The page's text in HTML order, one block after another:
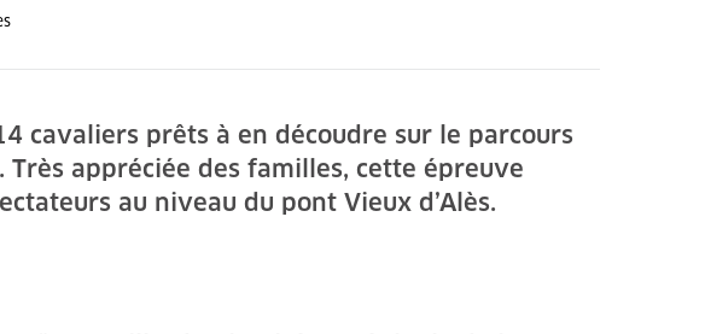
cavaliers prêts à en découdre sur le parcours
appréciée des familles, cette épreuve
au niveau du pont Vieux d’Alès.